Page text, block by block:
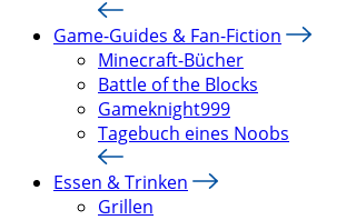
Game-Guides & Fan-Fiction
Minecraft-Bücher
Battle of the Blocks
Gameknight999
Tagebuch eines Noobs
Essen & Trinken
Grillen